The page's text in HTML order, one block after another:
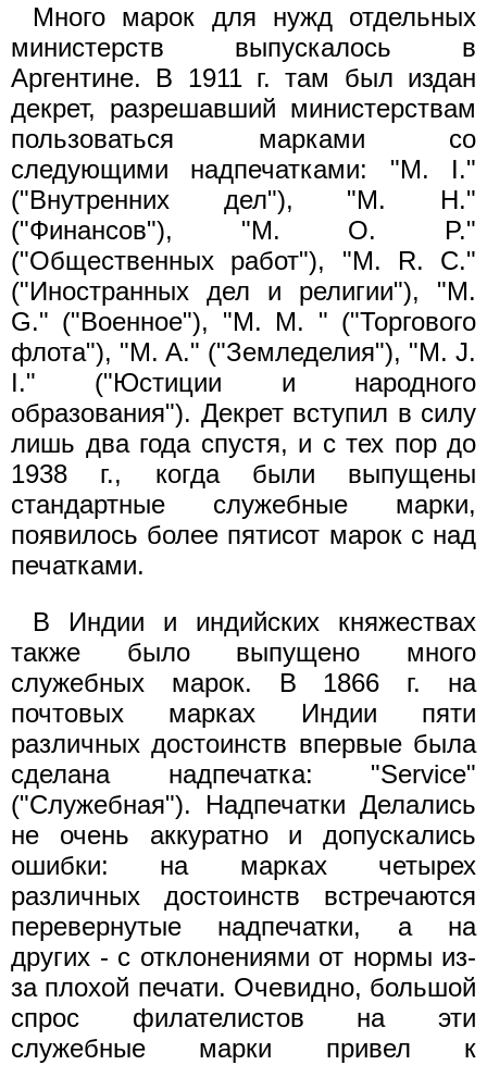
Много марок для нужд отдельных
министерств выпускалось в
Аргентине. В 1911 г. там был издан
декрет, разрешавший министерствам
пользоваться марками со
следующими надпечатками: "M. I."
("Внутренних дел"), "M. H."
("Финансов"), "M. O. P."
("Общественных работ"), "M. R. C."
("Иностранных дел и религии"), "M.
G." ("Военное"), "M. M. " ("Торгового
флота"), "M. A." ("Земледелия"), "M. J.
I." ("Юстиции и народного
образования"). Декрет вступил в силу
лишь два года спустя, и с тех пор до
1938 г., когда были выпущены
стандартные служебные марки,
появилось более пятисот марок с над
печатками.
В Индии и индийских княжествах
также было выпущено много
служебных марок. В 1866 г. на
почтовых марках Индии пяти
различных достоинств впервые была
сделана надпечатка: "Service"
("Служебная"). Надпечатки Делались
не очень аккуратно и допускались
ошибки: на марках четырех
различных достоинств встречаются
перевернутые надпечатки, а на
других - с отклонениями от нормы из-
за плохой печати. Очевидно, большой
спрос филателистов на эти
служебные марки привел к